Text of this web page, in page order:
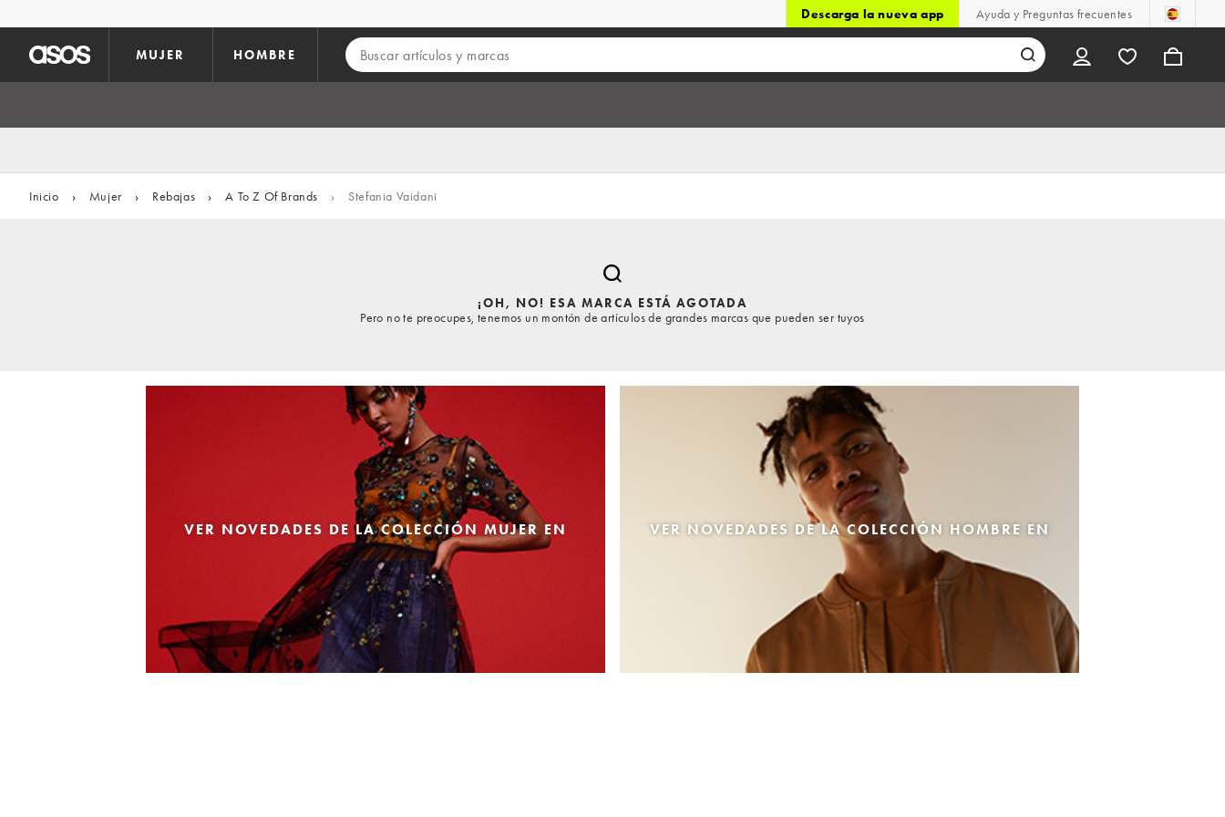
Descarga la nueva app Ayuda y Preguntas frecuentes
MUJER HOMBRE
Inicio › Mujer › Rebajas › A To Z Of Brands › Stefania Vaidani
¡OH, NO! ESA MARCA ESTÁ AGOTADA
Pero no te preocupes, tenemos un montón de artículos de grandes marcas que pueden ser tuyos
VER NOVEDADES DE LA COLECCIÓN MUJER EN VER NOVEDADES DE LA COLECCIÓN HOMBRE EN